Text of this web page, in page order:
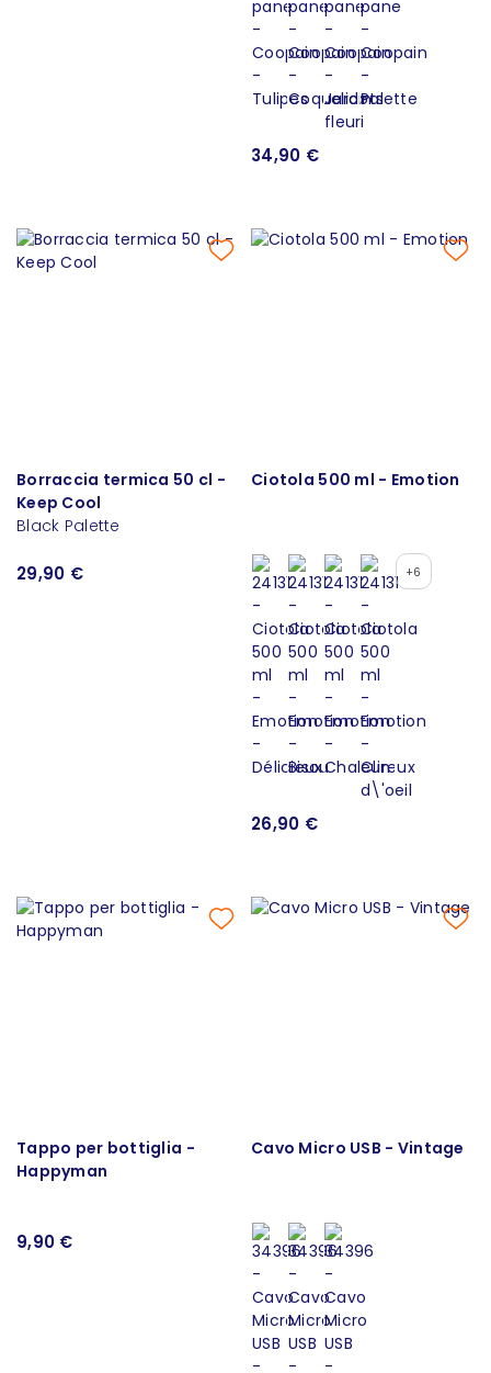
34,90 €
Borraccia termica 50 cl -
Keep Cool
Black Palette
29,90 €
Ciotola 500 ml - Emotion
+6
26,90 €
Tappo per bottiglia -
Happyman
9,90 €
Cavo Micro USB - Vintage